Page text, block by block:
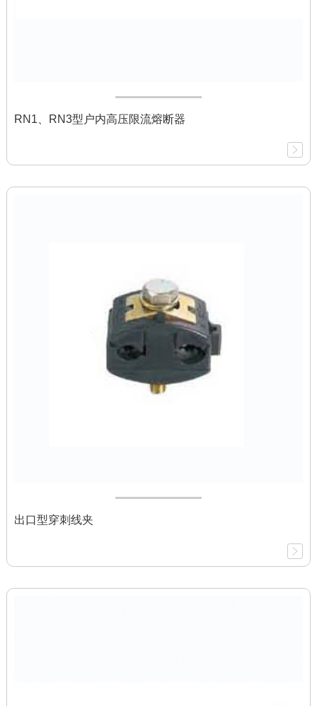
RN1、RN3型户内高压限流熔断器
出口型穿刺线夹